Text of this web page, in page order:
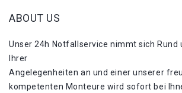
ABOUT US
Unser 24h Notfallservice nimmt sich Rund
Ihrer
Angelegenheiten an und einer unserer
kompetenten Monteure wird sofort bei